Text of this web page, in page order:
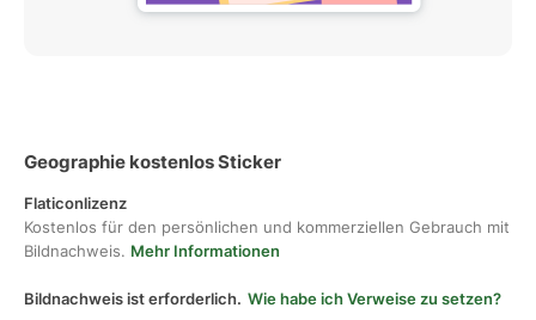
Geographie kostenlos Sticker
Flaticonlizenz
Kostenlos für den persönlichen und kommerziellen Gebrauch mit
Bildnachweis. Mehr Informationen
Bildnachweis ist erforderlich. Wie habe ich Verweise zu setzen?